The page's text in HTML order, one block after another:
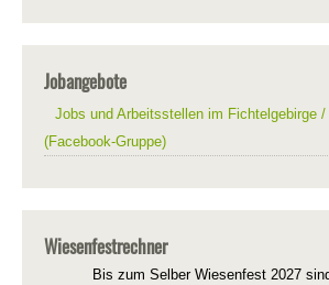
Jobangebote
Jobs und Arbeitsstellen im Fichtelgebirge
(Facebook-Gruppe)
Wiesenfestrechner
Bis zum Selber Wiesenfest 2027